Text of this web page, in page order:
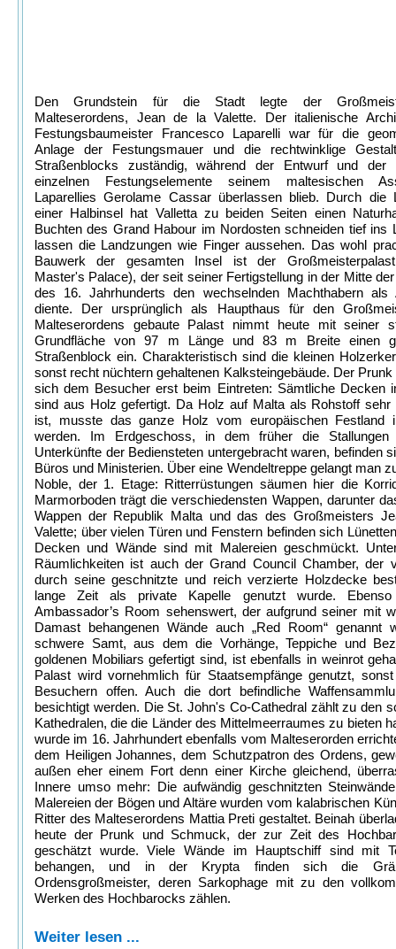
Den Grundstein für die Stadt legte der
Malteserordens, Jean de la Valette. Der italienische
Festungsbaumeister Francesco Laparelli war für die
Anlage der Festungsmauer und die rechtwinklige
Straßenblocks zuständig, während der Entwurf und der
einzelnen Festungselemente seinem maltesischen
Laparellies Gerolame Cassar überlassen blieb. Durch die
einer Halbinsel hat Valletta zu beiden Seiten einen
Buchten des Grand Habour im Nordosten schneiden tief ins
lassen die Landzungen wie Finger aussehen. Das wohl
Bauwerk der gesamten Insel ist der
Master's Palace), der seit seiner Fertigstellung in der Mitte
des 16. Jahrhunderts den wechselnden Machthabern als
diente. Der ursprünglich als Haupthaus für den
Malteserordens gebaute Palast nimmt heute mit seiner
Grundfläche von 97 m Länge und 83 m Breite einen
Straßenblock ein. Charakteristisch sind die kleinen
sonst recht nüchtern gehaltenen Kalksteingebäude. Der Prunk
sich dem Besucher erst beim Eintreten: Sämtliche Decken
sind aus Holz gefertigt. Da Holz auf Malta als Rohstoff sehr
ist, musste das ganze Holz vom europäischen Festland
werden. Im Erdgeschoss, in dem früher die
Unterkünfte der Bediensteten untergebracht waren, befinden
Büros und Ministerien. Über eine Wendeltreppe gelangt man
Noble, der 1. Etage: Ritterrüstungen säumen hier die
Marmorboden trägt die verschiedensten Wappen, darunter
Wappen der Republik Malta und das des Großmeisters
Valette; über vielen Türen und Fenstern befinden sich
Decken und Wände sind mit Malereien geschmückt.
Räumlichkeiten ist auch der Grand Council Chamber, der
durch seine geschnitzte und reich verzierte Holzdecke
lange Zeit als private Kapelle genutzt wurde.
Ambassador’s Room sehenswert, der aufgrund seiner mit
Damast behangenen Wände auch „Red Room“ genannt
schwere Samt, aus dem die Vorhänge, Teppiche und
goldenen Mobiliars gefertigt sind, ist ebenfalls in weinrot
Palast wird vornehmlich für Staatsempfänge genutzt,
Besuchern offen. Auch die dort befindliche
besichtigt werden. Die St. John's Co-Cathedral zählt zu den
Kathedralen, die die Länder des Mittelmeerraumes zu bieten
wurde im 16. Jahrhundert ebenfalls vom Malteserorden
dem Heiligen Johannes, dem Schutzpatron des Ordens,
außen eher einem Fort denn einer Kirche gleichend,
Innere umso mehr: Die aufwändig geschnitzten
Malereien der Bögen und Altäre wurden vom kalabrischen
Ritter des Malteserordens Mattia Preti gestaltet. Beinah
heute der Prunk und Schmuck, der zur Zeit des
geschätzt wurde. Viele Wände im Hauptschiff sind mit
behangen, und in der Krypta finden sich die
Ordensgroßmeister, deren Sarkophage mit zu den
Werken des Hochbarocks zählen.
Weiter lesen ...